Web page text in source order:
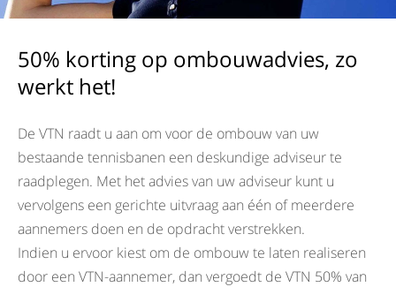
50% korting op ombouwadvies, zo
werkt het!
De VTN raadt u aan om voor de ombouw van uw
bestaande tennisbanen een deskundige adviseur te
raadplegen. Met het advies van uw adviseur kunt u
vervolgens een gerichte uitvraag aan één of meerdere
aannemers doen en de opdracht verstrekken.
Indien u ervoor kiest om de ombouw te laten realiseren
door een VTN-aannemer, dan vergoedt de VTN 50% van